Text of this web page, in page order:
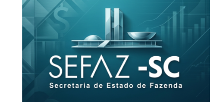
(GCM
SALVADOR):
CONFIRMADO
SETEMBRO!